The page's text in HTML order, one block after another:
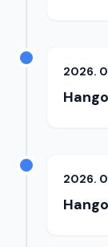
2026.
2026.